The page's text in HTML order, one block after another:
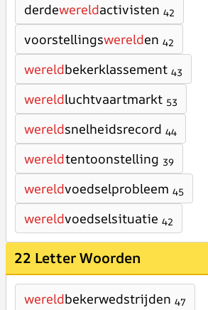
derdewereldactivisten 42
voorstellingswerelden 42
wereldbekerklassement 43
wereldluchtvaartmarkt 53
wereldsnelheidsrecord 44
wereldtentoonstelling 39
wereldvoedselprobleem 45
wereldvoedselsituatie 42
22 Letter Woorden
wereldbekerwedstrijden 47